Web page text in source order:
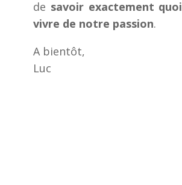
de savoir exactement
vivre de notre passion.
A bientôt,
Luc